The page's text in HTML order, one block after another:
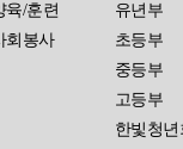
육/훈련
회봉사
유년부
초등부
중등부
고등부
한빛청년